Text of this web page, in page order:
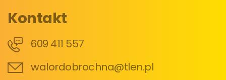
Kontakt
609 411 557
walordobrochna@tlen.pl